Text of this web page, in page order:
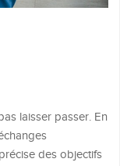
laisser passer. En
des objectifs